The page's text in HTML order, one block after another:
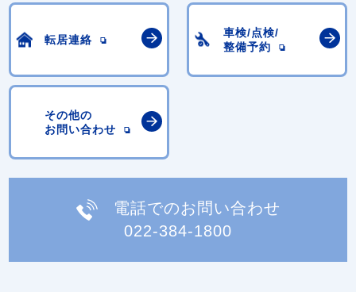
転居連絡
車検/点検/
整備予約
その他の
お問い合わせ
電話でのお問い合わせ
022-384-1800